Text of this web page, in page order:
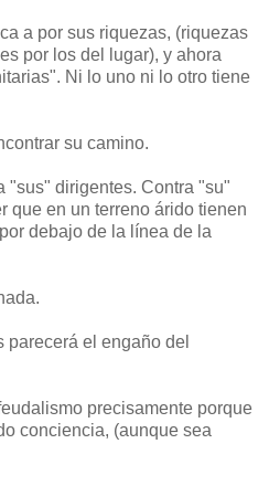
a por sus riquezas, (riquezas
por los del lugar), y ahora
Ni lo uno ni lo otro tiene
su camino.
"sus" dirigentes. Contra "su"
que en un terreno árido tienen
debajo de la línea de la
parecerá el engaño del
precisamente porque
conciencia, (aunque sea